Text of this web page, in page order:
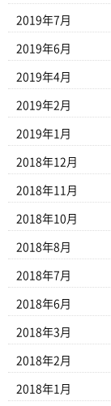
2019年7月
2019年6月
2019年4月
2019年2月
2019年1月
2018年12月
2018年11月
2018年10月
2018年8月
2018年7月
2018年6月
2018年3月
2018年2月
2018年1月